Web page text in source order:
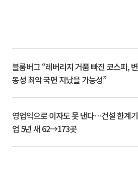
블룸버그 “레버리지 거품 빠진 코스피, 변
동성 최악 국면 지났을 가능성”
영업익으로 이자도 못 낸다…건설 한계기
업 5년 새 62→173곳